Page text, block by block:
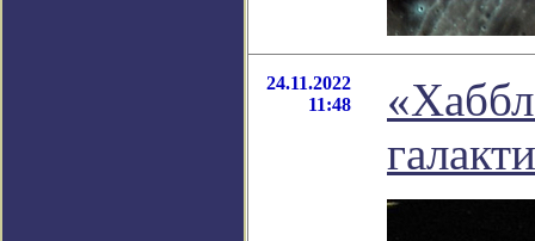
24.11.2022
11:48